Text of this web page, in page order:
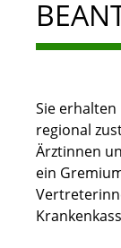
Sie
regional
Ärztinnen
ein